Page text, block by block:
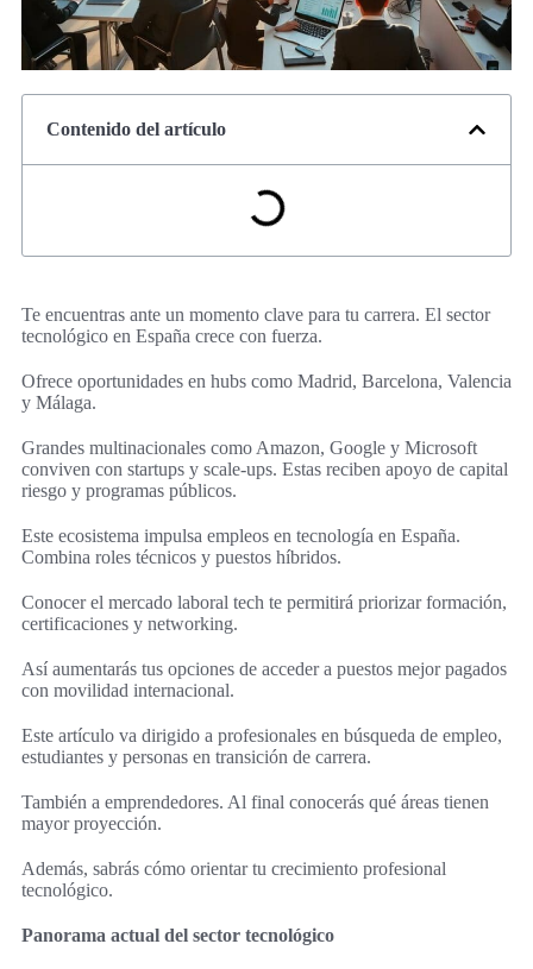
Contenido del artículo
Te encuentras ante un momento clave para tu carrera. El sector
tecnológico en España crece con fuerza.
Ofrece oportunidades en hubs como Madrid, Barcelona, Valencia
y Málaga.
Grandes multinacionales como Amazon, Google y Microsoft
conviven con startups y scale-ups. Estas reciben apoyo de capital
riesgo y programas públicos.
Este ecosistema impulsa empleos en tecnología en España.
Combina roles técnicos y puestos híbridos.
Conocer el mercado laboral tech te permitirá priorizar formación,
certificaciones y networking.
Así aumentarás tus opciones de acceder a puestos mejor pagados
con movilidad internacional.
Este artículo va dirigido a profesionales en búsqueda de empleo,
estudiantes y personas en transición de carrera.
También a emprendedores. Al final conocerás qué áreas tienen
mayor proyección.
Además, sabrás cómo orientar tu crecimiento profesional
tecnológico.
Panorama actual del sector tecnológico